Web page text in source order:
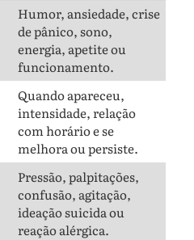
Humor, ansiedade, crise
de pânico, sono,
energia, apetite ou
funcionamento.
Quando apareceu,
intensidade, relação
com horário e se
melhora ou persiste.
Pressão, palpitações,
confusão, agitação,
ideação suicida ou
reação alérgica.